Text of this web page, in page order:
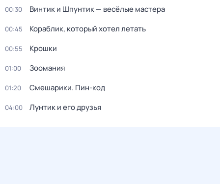
00:30 Винтик и Шпунтик — весёлые мастера
00:45 Кораблик, который хотел летать
00:55 Крошки
01:00 Зоомания
01:20 Смешарики. Пин-код
04:00 Лунтик и его друзья